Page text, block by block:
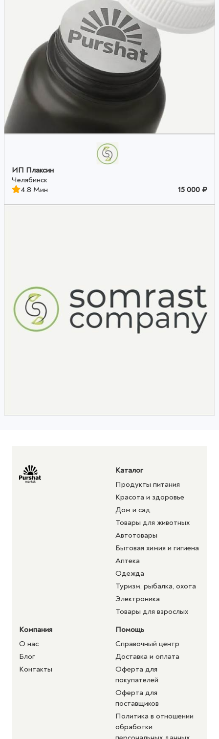
ИП Плаксин
Челябинск
4.8 Мин
15 000 ₽
Каталог
Продукты питания
Красота и здоровье
Дом и сад
Товары для животных
Автотовары
Бытовая химия и гигиена
Аптека
Одежда
Туризм, рыбалка, охота
Электроника
Товары для взрослых
Компания
О нас
Блог
Контакты
Помощь
Справочный центр
Доставка и оплата
Оферта для
покупателей
Оферта для
поставщиков
Политика в отношении
обработки